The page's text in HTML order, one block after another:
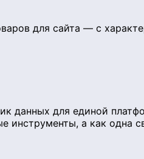
для сайта — с
для единой
инструменты, а как одна